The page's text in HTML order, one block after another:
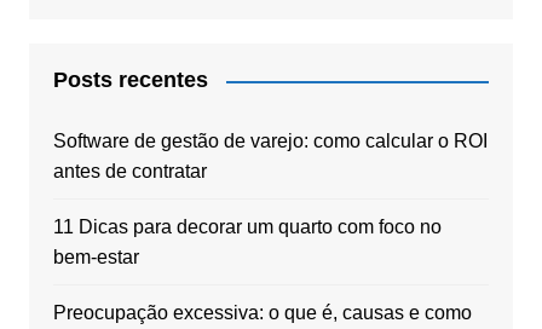
Posts recentes
Software de gestão de varejo: como calcular o ROI
antes de contratar
11 Dicas para decorar um quarto com foco no
bem-estar
Preocupação excessiva: o que é, causas e como